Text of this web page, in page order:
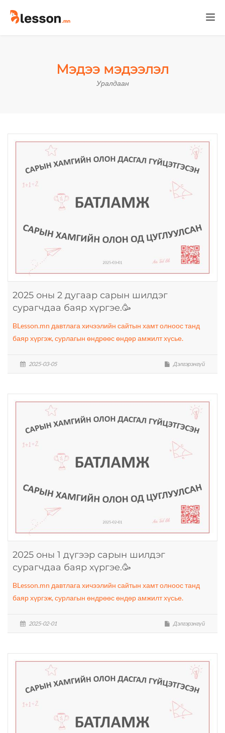
Мэдээ мэдээлэл
Уралдаан
2025 оны 2 дугаар сарын шилдэг
сурагчдаа баяр хүргэе.🥳
BLesson.mn давтлага хичээлийн сайтын хамт олноос танд
баяр хүргэж, сурлагын өндрөөс өндөр амжилт хүсье.
2025-03-05 Дэлгэрэнгүй
2025 оны 1 дүгээр сарын шилдэг
сурагчдаа баяр хүргэе.🥳
BLesson.mn давтлага хичээлийн сайтын хамт олноос танд
баяр хүргэж, сурлагын өндрөөс өндөр амжилт хүсье.
2025-02-01 Дэлгэрэнгүй